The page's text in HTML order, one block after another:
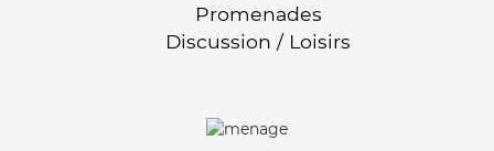
Promenades
Discussion / Loisirs